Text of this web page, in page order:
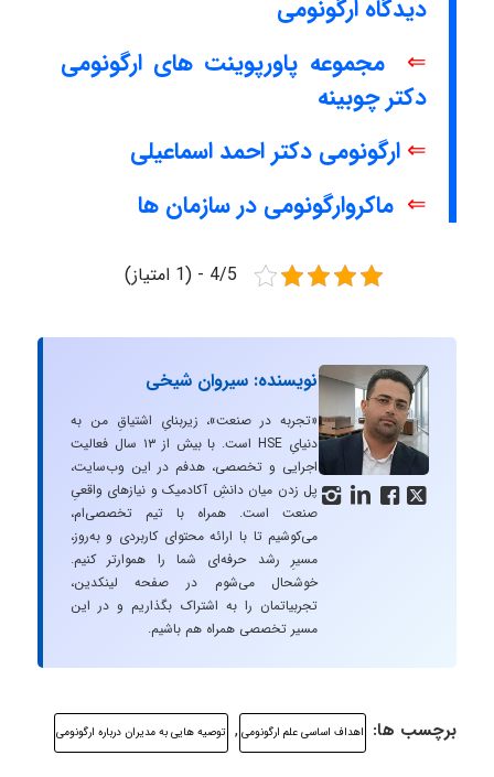
دیدگاه ارگونومی
⇐
مجموعه پاورپوینت های ارگونومی
دکتر چوبینه
⇐ ارگونومی دکتر احمد اسماعیلی
⇐ ماکروارگونومی در سازمان ها
4/5 - (1 امتیاز)
   
نویسنده: سیروان شیخی
«تجربه در صنعت»، زیربنایِ اشتیاقِ من به
دنیایِ HSE است. با بیش از ۱۳ سال فعالیت
اجرایی و تخصصی، هدفم در این وب‌سایت،
پل زدن میان دانشِ آکادمیک و نیازهای واقعیِ
صنعت است. همراه با تیم تخصصی‌ام،
می‌کوشیم تا با ارائه محتوای کاربردی و به‌روز،
مسیرِ رشد حرفه‌ای شما را هموارتر کنیم.
خوشحال می‌شوم در صفحه لینکدین،
تجربیاتمان را به اشتراک بگذاریم و در این
مسیر تخصصی همراه هم باشیم.
برچسب ها: اهداف اساسی علم ارگونومی , توصیه هایی به مدیران درباره ارگونومی